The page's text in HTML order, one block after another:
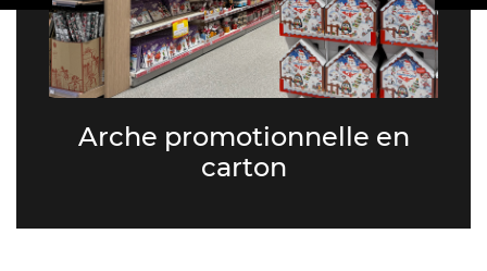
Arche promotionnelle en
carton